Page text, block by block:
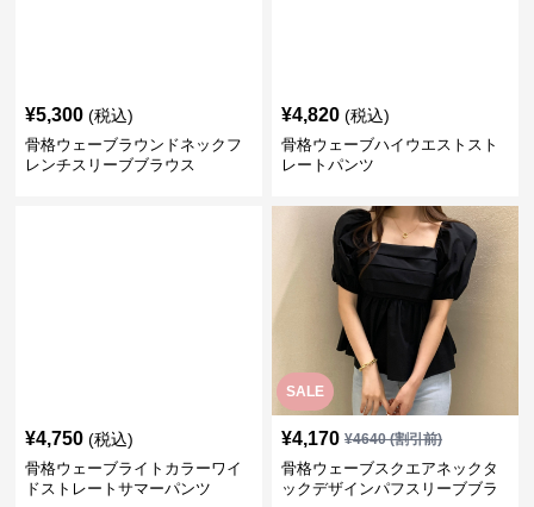
¥5,300 (税込)
骨格ウェーブラウンドネックフ
レンチスリーブブラウス
¥4,820 (税込)
骨格ウェーブハイウエストスト
レートパンツ
¥4,750 (税込)
骨格ウェーブライトカラーワイ
ドストレートサマーパンツ
SALE
¥4,170 ¥4640(割引前)
骨格ウェーブスクエアネックタ
ックデザインパフスリーブブラ